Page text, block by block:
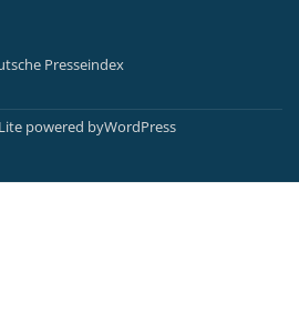
Presseindex
powered byWordPress